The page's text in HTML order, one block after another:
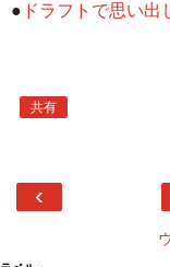
● ドラフトで思い
共有
‹